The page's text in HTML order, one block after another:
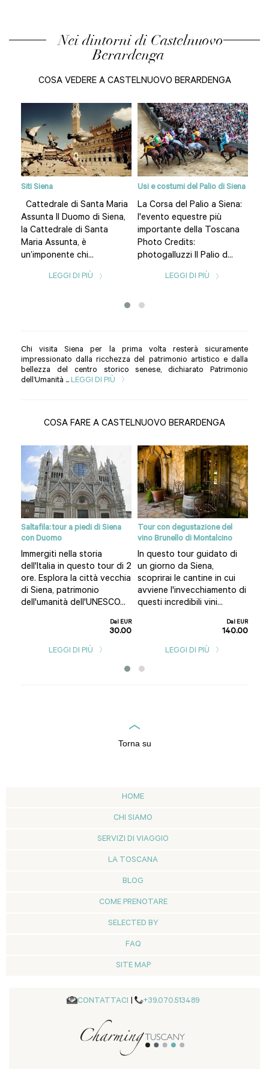
Nei dintorni di Castelnuovo
Berardenga
COSA VEDERE A CASTELNUOVO BERARDENGA
Siti Siena
Cattedrale di Santa Maria
Assunta Il Duomo di Siena,
la Cattedrale di Santa
Maria Assunta, è
un’imponente chi...
LEGGI DI PIÙ
Usi e costumi del Palio di Siena
La Corsa del Palio a Siena:
l'evento equestre più
importante della Toscana
Photo Credits:
photogalluzzi Il Palio d...
LEGGI DI PIÙ
Chi visita Siena per la prima volta resterà sicuramente
impressionato dalla ricchezza del patrimonio artistico e dalla
bellezza del centro storico senese, dichiarato Patrimonio
dell’Umanità ... LEGGI DI PIÙ
COSA FARE A CASTELNUOVO BERARDENGA
Saltafila: tour a piedi di Siena
con Duomo
Immergiti nella storia
dell'Italia in questo tour di 2
ore. Esplora la città vecchia
di Siena, patrimonio
dell'umanità dell'UNESCO...
Dal EUR
30.00
LEGGI DI PIÙ
Tour con degustazione del
vino Brunello di Montalcino
In questo tour guidato di
un giorno da Siena,
scoprirai le cantine in cui
avviene l'invecchiamento di
questi incredibili vini...
Dal EUR
140.00
LEGGI DI PIÙ
Torna su
HOME
CHI SIAMO
SERVIZI DI VIAGGIO
LA TOSCANA
BLOG
COME PRENOTARE
SELECTED BY
FAQ
SITE MAP
CONTATTACI | +39.070.513489